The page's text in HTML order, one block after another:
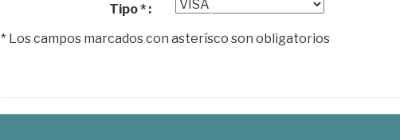
Tipo * :
* Los campos marcados con asterísco son obligatorios